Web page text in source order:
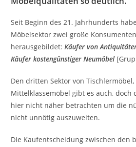
Seit Beginn des 21. Jahrhunderts
Möbelsektor zwei große
herausgebildet:Käufer von
Käufer kostengünstiger Neumöbel
Den dritten Sektor von
Mittelklassemöbel gibt es auch, doch
hier nicht näher betrachten um die
nicht unnötig auszuweiten.
Die Kaufentscheidung zwischen den